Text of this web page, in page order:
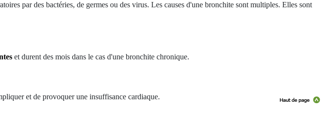
par des bactéries, de germes ou des virus. Les causes d'une bronchite sont multiples. Elles sont
et durent des mois dans le cas d'une bronchite chronique.
et de provoquer une insuffisance cardiaque.